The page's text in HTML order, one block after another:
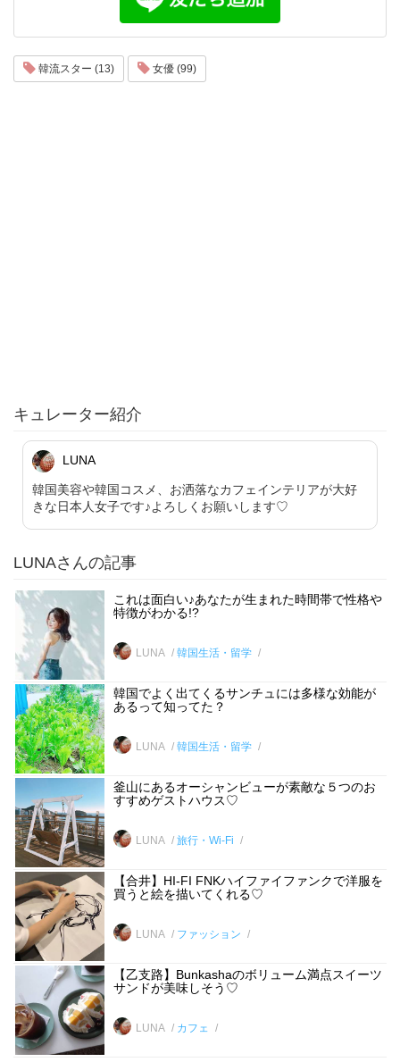
韓流スター (13) 女優 (99)
キュレーター紹介
LUNA
韓国美容や韓国コスメ、お洒落なカフェインテリアが大好
きな日本人女子です♪よろしくお願いします♡
LUNAさんの記事
これは面白い♪あなたが生まれた時間帯で性格や
特徴がわかる!?
LUNA 韓国生活・留学
韓国でよく出てくるサンチュには多様な効能が
あるって知ってた？
LUNA 韓国生活・留学
釜山にあるオーシャンビューが素敵な５つのお
すすめゲストハウス♡
LUNA 旅行・Wi-Fi
【合井】HI-FI FNKハイファイファンクで洋服を
買うと絵を描いてくれる♡
LUNA ファッション
【乙支路】Bunkashaのボリューム満点スイーツ
サンドが美味しそう♡
LUNA カフェ